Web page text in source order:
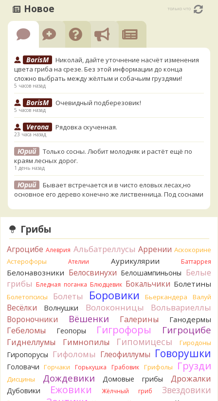
Новое только что
BorisM
Николай, дайте уточнение насчёт изменения
цвета гриба на срезе. Без этой информации до конца
сложно выбрать между жёлтым и собачьим груздями!
5 часов назад
BorisM Очевидный подберезовик!
5 часов назад
Verona Рядовка скученная.
23 часа назад
Юрий
Только сосны. Любит молодняк и растёт ещё по
краям лесных дорог.
1 день назад
Юрий
Бывает встречается и в чисто еловых лесах,но
основное его дерево конечно же лиственница. Под соснами
1 день назад
Katya20
1 день назад
Katya20 Навозник.
1 день назад
Verona Скорее всего он.
2 дня назад
Verona
Что-то из рядовок. Цвета на фото вряд ли
переданы правильно.
2 дня назад
Verona
Рядовка мыльная, судя по пластинкам.
Правильно сделали, что не взяли.
BorisM Подгруздок чёрный, или близкие виды
BorisM Сдаётся мне, на земле и в руке - разные грибы.
Грибы
Агроцибе Алеврия Альбатреллусы Аррении Аскокорине
Астерофоры
Ателии Аурикулярии Баттаррея
Белонавозники Белосвинухи Белошампиньоны Белые
грибы Бледная поганка Блюдцевик Бокальчики Болетины
Болетопсисы Болеты Боровики Бьеркандера Валуй
Весёлки Волнушки Волоконницы Вольвариеллы
Вороночники Вёшенки Галерины Ганодермы
Гебеломы Геопоры Гигрофоры Гигроцибе
Гиднеллумы Гимнопилы Гипомицесы Гиродоны
Гиропорусы Гифоломы Глеофиллумы Говорушки
Головачи Горчаки Горькушка Грабовик Грифолы Грузди
Дисцины Дождевики Домовые грибы Дрожалки
Дубовики Ежовики Жёлчный гриб Звездовики